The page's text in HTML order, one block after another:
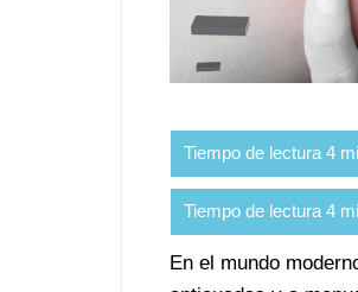
En el mundo